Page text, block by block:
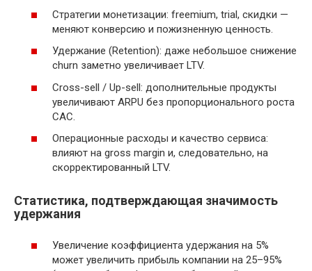
Стратегии монетизации: freemium, trial, скидки —
меняют конверсию и пожизненную ценность.
Удержание (Retention): даже небольшое снижение
churn заметно увеличивает LTV.
Cross-sell / Up-sell: дополнительные продукты
увеличивают ARPU без пропорционального роста
CAC.
Операционные расходы и качество сервиса:
влияют на gross margin и, следовательно, на
скорректированный LTV.
Статистика, подтверждающая значимость
удержания
Увеличение коэффициента удержания на 5%
может увеличить прибыль компании на 25–95%